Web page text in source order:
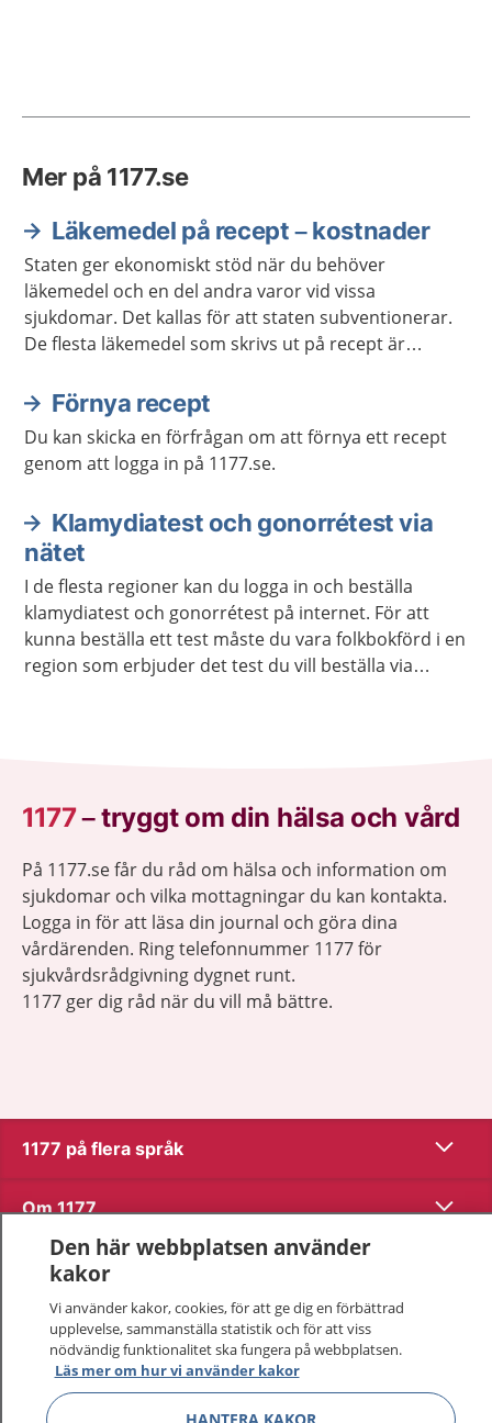
Mer på 1177.se
Läkemedel på recept – kostnader
Staten ger ekonomiskt stöd när du behöver
läkemedel och en del andra varor vid vissa
sjukdomar. Det kallas för att staten subventionerar.
De flesta läkemedel som skrivs ut på recept är
kallas i dagligt tal för högkostnadsskyddet.
Förnya recept
Du kan skicka en förfrågan om att förnya ett recept
genom att logga in på 1177.se.
Klamydiatest och gonorrétest via
nätet
I de flesta regioner kan du logga in och beställa
klamydiatest och gonorrétest på internet. För att
kunna beställa ett test måste du vara folkbokförd i en
region som erbjuder det test du vill beställa via
1177–tryggt om din hälsa och vård
På 1177.se får du råd om hälsa och information om
sjukdomar och vilka mottagningar du kan kontakta.
Logga in för att läsa din journal och göra dina
vårdärenden. Ring telefonnummer 1177 för
sjukvårdsrådgivning dygnet runt.
1177 ger dig råd när du vill må bättre.
1177 på flera språk Visa
Om 1177 Visa
Kontakt
Behandling av personuppgifter
Hantering av kakor
Den här webbplatsen använder
kakor
Vi använder kakor, cookies, för att ge dig en förbättrad
upplevelse, sammanställa statistik och för att viss
nödvändig funktionalitet ska fungera på webbplatsen.
Läs mer om hur vi använder kakor